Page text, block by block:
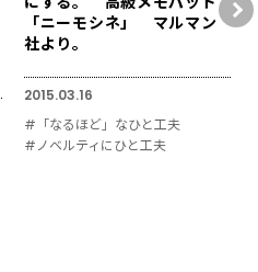
「ニーモシネ」 マルマン
社より。
2015.03.16
#「なるほど」なひと工夫
#ノベルティにひと工夫